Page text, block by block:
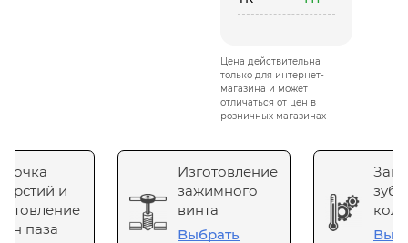
Цена действительна
только для интернет-
магазина и может
отличаться от цен в
розничных магазинах
и
паза
Изготовление
зажимного
винта
Выбрать